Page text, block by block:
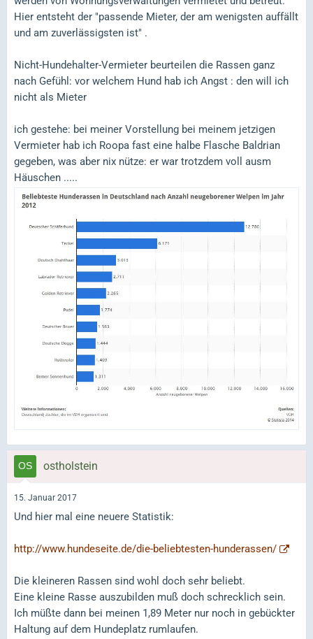
Hier entsteht der "passende Mieter, der am wenigsten auffällt
und am zuverlässigsten ist" .
Nicht-Hundehalter-Vermieter beurteilen die Rassen ganz
nach Gefühl: vor welchem Hund hab ich Angst : den will ich
nicht als Mieter
ich gestehe: bei meiner Vorstellung bei meinem jetzigen
Vermieter hab ich Roopa fast eine halbe Flasche Baldrian
gegeben, was aber nix nütze: er war trotzdem voll ausm
Häuschen .....
ostholstein
15. Januar 2017
Und hier mal eine neuere Statistik:
http://www.hundeseite.de/die-beliebtesten-hunderassen/
Die kleineren Rassen sind wohl doch sehr beliebt.
Eine kleine Rasse auszubilden muß doch schrecklich sein.
Ich müßte dann bei meinen 1,89 Meter nur noch in gebückter
Haltung auf dem Hundeplatz rumlaufen.